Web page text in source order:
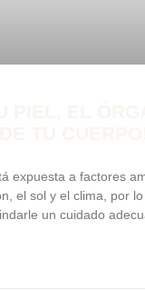
expuesta a factores
el sol y el clima, por
un cuidado